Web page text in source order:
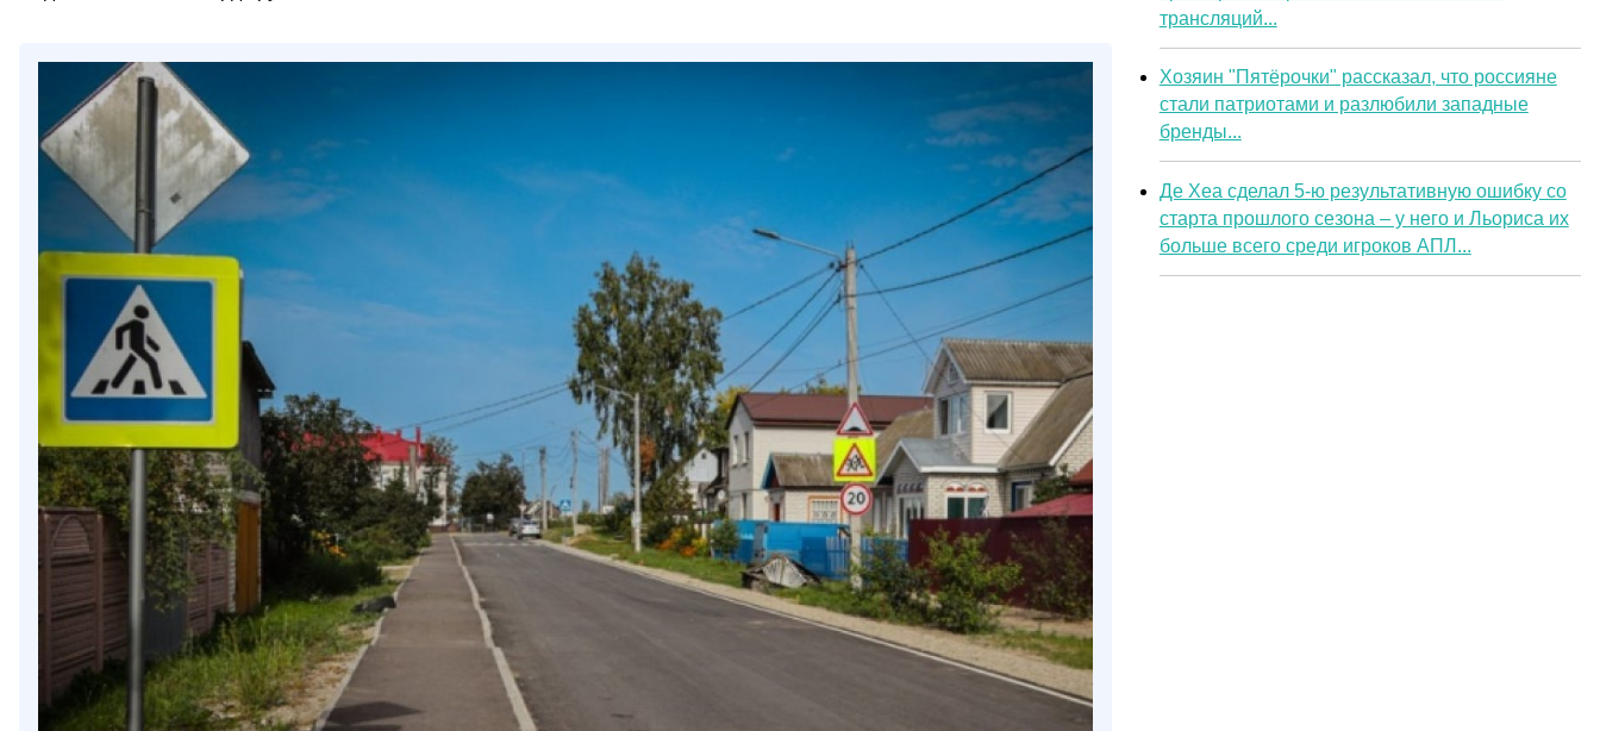
трансляций...
Хозяин "Пятёрочки" рассказал, что россияне
стали патриотами и разлюбили западные
бренды...
Де Хеа сделал 5-ю результативную ошибку со
старта прошлого сезона – у него и Льориса их
больше всего среди игроков АПЛ...